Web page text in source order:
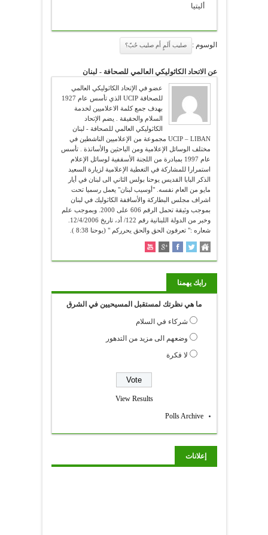
أليتيا
الوسوم : صليب أَلَمٍ أَم صليب حُبّ؟
عن الاتحاد الكاثوليكي العالمي للصحافة - لبنان
عضو في الإتحاد الكاثوليكي العالمي
للصحافة UCIP الذي تأسس عام 1927
بهدف جمع كلمة الاعلاميين لخدمة
السلام والحقيقة . يضم الإتحاد
الكاثوليكي العالمي للصحافة - لبنان
UCIP – LIBAN مجموعة من الإعلاميين الناشطين في
مختلف الوسائل الإعلامية ومن الباحثين والأساتذة . تأسس
عام 1997 بمبادرة من اللجنة الأسقفية لوسائل الإعلام
استمرارا للمشاركة في التغطية الإعلامية لزيارة السعيد
الذكر البابا القديس يوحنا بولس الثاني الى لبنان في أيار
مايو من العام نفسه. "أوسيب لبنان" يعمل رسميا تحت
اشراف مجلس البطاركة والأساقفة الكاثوليك في لبنان
بموجب وثيقة تحمل الرقم 606 على 2000. وبموجب علم
شعاره :" تعرفون الحق والحق يحرركم " (يوحنا 8:38 ).
رايك يهمنا
ما هي نظرتك لمستقبل المسيحيين في الشرق
شركاء في السلام
وضعهم الى مزيد من التدهور
لا فكرة
View Results
Polls Archive
إعلانات